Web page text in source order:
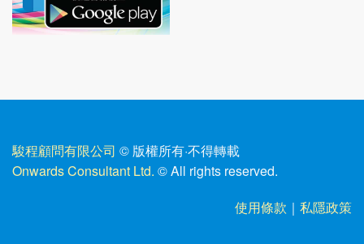
駿程顧問有限公司 © 版權所有·不得轉載
Onwards Consultant Ltd. © All rights reserved.
使用條款 ｜ 私隱政策